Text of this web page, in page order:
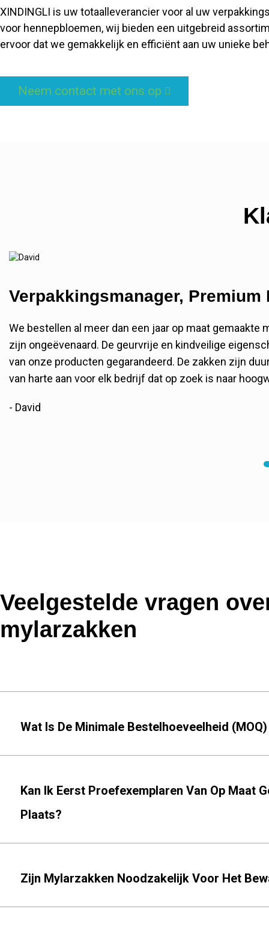
XINDINGLI is uw totaalleverancier voor al uw
voor hennepbloemen, wij bieden een uitgebreid
ervoor dat we gemakkelijk en efficiënt aan uw unieke
Neem contact met ons op
Verpakkingsmanager, Premium
We bestellen al meer dan een jaar op maat gemaakte
zijn ongeëvenaard. De geurvrije en kindveilige
van onze producten gegarandeerd. De zakken zijn
van harte aan voor elk bedrijf dat op zoek is naar
- David
Veelgestelde vragen
mylarzakken
Wat Is De Minimale Bestelhoeveelheid
Kan Ik Eerst Proefexemplaren Van Op Maat
Plaats?
Zijn Mylarzakken Noodzakelijk Voor Het